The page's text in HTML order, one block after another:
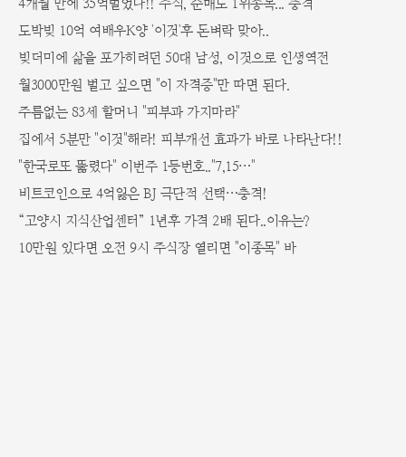
도박빚 10억 여배우K양 '이것'후 돈벼락 맞아..
빚더미에 삶을 포가히려던 50대 남성, 이것으로 인생역전
월3000만원 벌고 싶으면 "이 자격증"만 따면 된다.
주름없는 83세 할머니 "피부과 가지마라"
집에서 5분만 "이것"해라! 피부개선 효과가 바로 나타난다!!
"한국로또 뚫렸다" 이번주 1등번호.."7,15…"
비트코인으로 4억잃은 BJ 극단적 선택…충격!
“고양시 지식산업센터” 1년후 가격 2배 된다..이유는?
10만원 있다면 오전 9시 주식장 열리면 "이종목" 바